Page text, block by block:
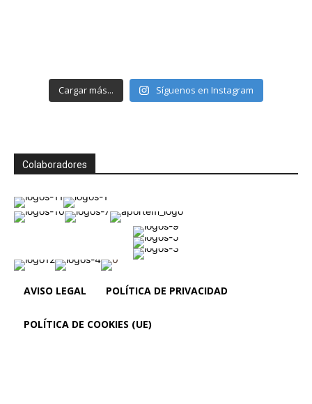
Cargar más... Síguenos en Instagram
Colaboradores
AVISO LEGAL POLÍTICA DE PRIVACIDAD
POLÍTICA DE COOKIES (UE)